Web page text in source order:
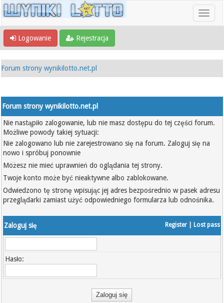
Logowanie Rejestracja
Forum strony wynikilotto.net.pl
Forum strony wynikilotto.net.pl
Nie nastąpiło zalogowanie, lub nie masz dostępu do tej części forum.
Możliwe powody takiej sytuacji:
Nie zalogowano lub nie zarejestrowano się na forum. Zaloguj się na
nowo i spróbuj ponownie
Możesz nie mieć uprawnień do oglądania tej strony.
Twoje konto może być nieaktywne albo zablokowane.
Odwiedzono tę stronę wpisując jej adres bezpośrednio w pasek adresu
przeglądarki zamiast użyć odpowiedniego formularza lub odnośnika.
Zaloguj się Register| Lost pass
Hasło: